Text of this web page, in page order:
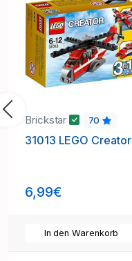
Brickstar 70
31013 LEGO Creator
6,99€
In den Warenkorb
Vorherige